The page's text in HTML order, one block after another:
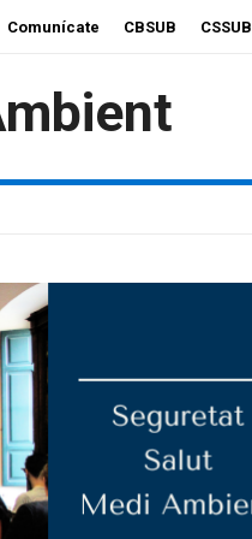
Comunícate CBSUB CSSUB